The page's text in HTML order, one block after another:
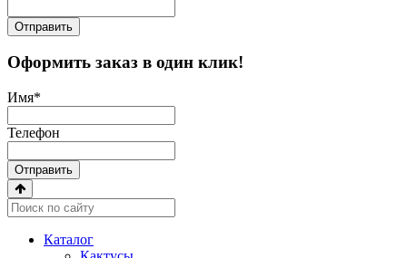
Отправить
Оформить заказ в один клик!
Имя*
Телефон
Отправить
Каталог